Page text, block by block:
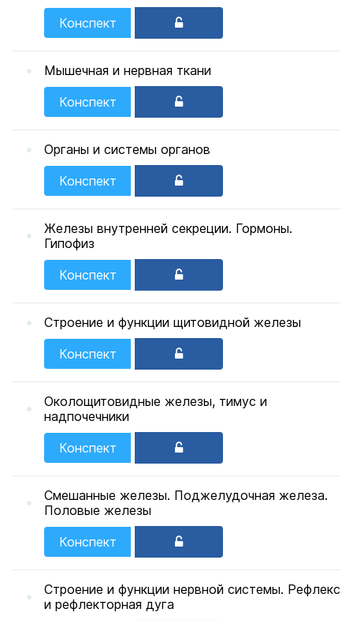
Конспект
Мышечная и нервная ткани
Конспект
Органы и системы органов
Конспект
Железы внутренней секреции. Гормоны.
Гипофиз
Конспект
Строение и функции щитовидной железы
Конспект
Околощитовидные железы, тимус и
надпочечники
Конспект
Смешанные железы. Поджелудочная железа.
Половые железы
Конспект
Строение и функции нервной системы. Рефлекс
и рефлекторная дуга